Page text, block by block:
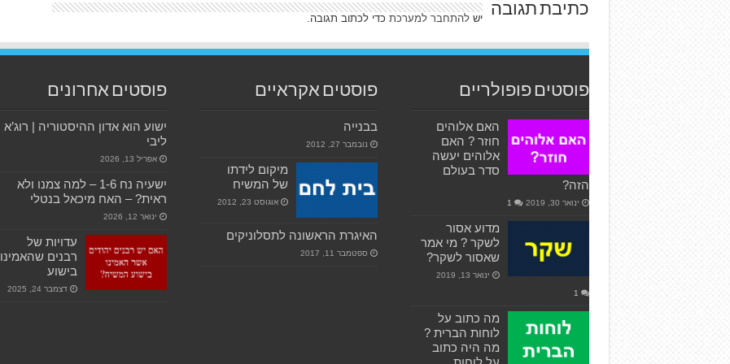
כתיבת תגובה ישלהתחבר למערכת כדי לכתוב תגובה.
פוסטים פופולריים
האם אלוהים
חוזר ? האם
אלוהים יעשה
סדר בעולם
הזה?
ינואר 30, 2019 1
מדוע אסור
לשקר ? מי אמר
שאסור לשקר?
ינואר 13, 2019
1
מה כתוב על
לוחות הברית ?
מה היה כתוב
פוסטים אקראיים
בבנייה
נובמבר 27, 2012
מיקום לידתו
של המשיח
אוגוסט 23, 2012
האיגרת הראשונה לתסלוניקים
ספטמבר 11, 2017
פוסטים אחרונים
ישוע הוא אדון ההיסטוריה | רוג’א
ליבי
אפריל 13, 2026
ישעיה נח 1-6 – למה צמנו ולא
ראית? – האח מיכאל בנטלי
ינואר 12, 2026
עדויות של
רבנים שהאמינו
בישוע
דצמבר 24, 2025